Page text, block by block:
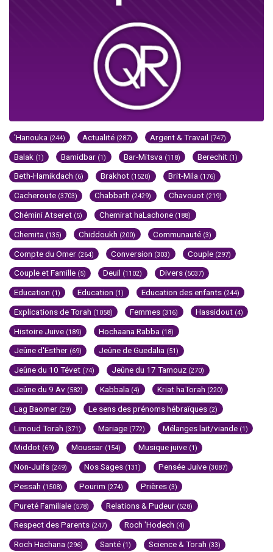
'Hanouka (244) Actualité (287) Argent & Travail (747)
Balak (1) Bamidbar (1) Bar-Mitsva (118) Berechit (1)
Beth-Hamikdach (6) Brakhot (1520) Brit-Mila (176)
Cacheroute (3703) Chabbath (2429) Chavouot (219)
Chémini Atseret (5) Chemirat haLachone (188)
Chemita (135) Chiddoukh (200) Communauté (3)
Compte du Omer (264) Conversion (303) Couple (297)
Couple et Famille (5) Deuil (1102) Divers (5037)
Education (1) Education (1) Education des enfants (244)
Explications de Torah (1058) Femmes (316) Hassidout (4)
Histoire Juive (189) Hochaana Rabba (18)
Jeûne d'Esther (69) Jeûne de Guedalia (51)
Jeûne du 10 Tévet (74) Jeûne du 17 Tamouz (270)
Jeûne du 9 Av (582) Kabbala (4) Kriat haTorah (220)
Lag Baomer (29) Le sens des prénoms hébraïques (2)
Limoud Torah (371) Mariage (772) Mélanges lait/viande (1)
Middot (69) Moussar (154) Musique juive (1)
Non-Juifs (249) Nos Sages (131) Pensée Juive (3087)
Pessah (1508) Pourim (274) Prières (3)
Pureté Familiale (578) Relations & Pudeur (528)
Respect des Parents (247) Roch 'Hodech (4)
Roch Hachana (296) Santé (1) Science & Torah (33)